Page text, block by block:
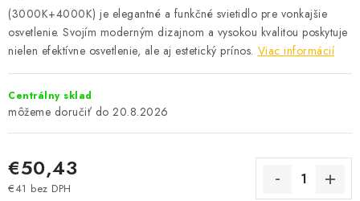
Obchodné podmienky
Podmienky ochrany osobných údajov
O nás - MEGALED & JANTON Zákamenné
(3000K+4000K) je elegantné a funkčné svietidlo pre vonkajšie
osvetlenie. Svojím moderným dizajnom a vysokou kvalitou poskytuje
nielen efektívne osvetlenie, ale aj estetický prínos. Viac informácií
Centrálny sklad
20.8.2026
€50,43
€41 bez DPH